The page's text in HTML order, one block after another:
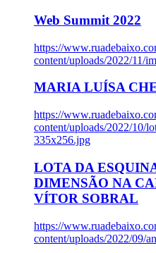
Web Summit 2022
https://
content/uploads/2022/11/
MARIA LUÍSA
https://
content/uploads/2022/10/
335x256.jpg
LOTA DA
DIMENSÃO NA
VÍTOR SOBRAL
https://
content/uploads/2022/09/